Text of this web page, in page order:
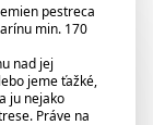
pestreca
min. 170
nad jej
jeme ťažké,
ju nejako
Práve na